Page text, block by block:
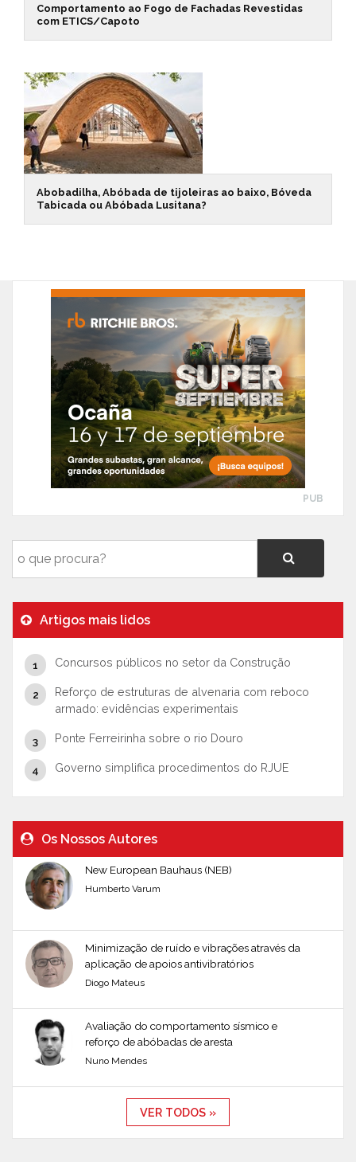
Comportamento ao Fogo de Fachadas Revestidas
com ETICS/Capoto
Abobadilha, Abóbada de tijoleiras ao baixo, Bóveda
Tabicada ou Abóbada Lusitana?
PUB
Artigos mais lidos
Concursos públicos no setor da Construção
Reforço de estruturas de alvenaria com reboco
armado: evidências experimentais
Ponte Ferreirinha sobre o rio Douro
Governo simplifica procedimentos do RJUE
Os Nossos Autores
New European Bauhaus (NEB)
Humberto Varum
Minimização de ruído e vibrações através da
aplicação de apoios antivibratórios
Diogo Mateus
Avaliação do comportamento sísmico e
reforço de abóbadas de aresta
Nuno Mendes
VER TODOS »